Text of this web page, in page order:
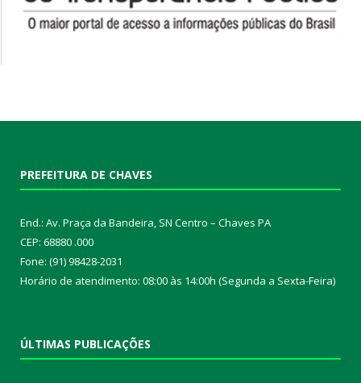
PREFEITURA DE CHAVES
End.: Av. Praça da Bandeira, SN Centro – Chaves PA
CEP: 68880 .000
Fone: (91) 98428-2031
Horário de atendimento: 08:00 às 14:00h (Segunda a Sexta-Feira)
ÚLTIMAS PUBLICAÇÕES